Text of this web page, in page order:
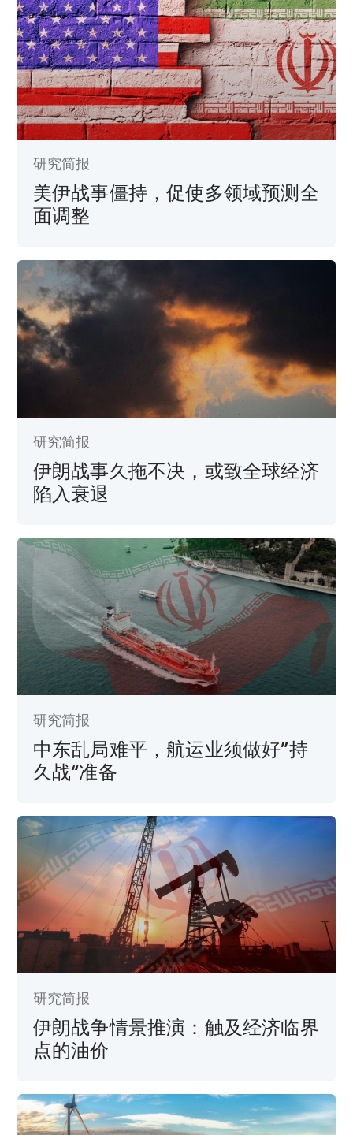
研究简报
美伊战事僵持，促使多领域预测全
面调整
研究简报
伊朗战事久拖不决，或致全球经济
陷入衰退
研究简报
中东乱局难平，航运业须做好”持
久战“准备
研究简报
伊朗战争情景推演：触及经济临界
点的油价